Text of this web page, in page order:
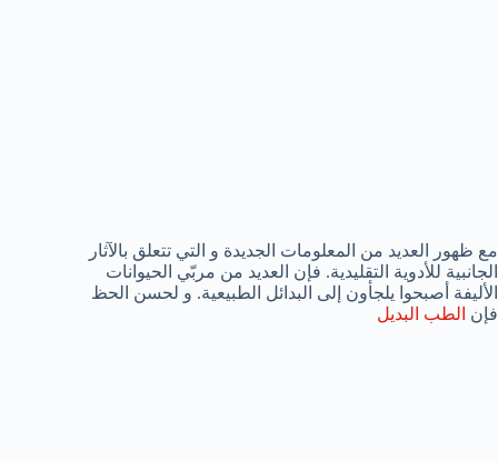
مع ظهور العديد من المعلومات الجديدة و التي تتعلق بالآثار
الجانبية للأدوية التقليدية. فإن العديد من مربّي الحيوانات
الأليفة أصبحوا يلجأون إلى البدائل الطبيعية. و لحسن الحظ
فإن الطب البديل